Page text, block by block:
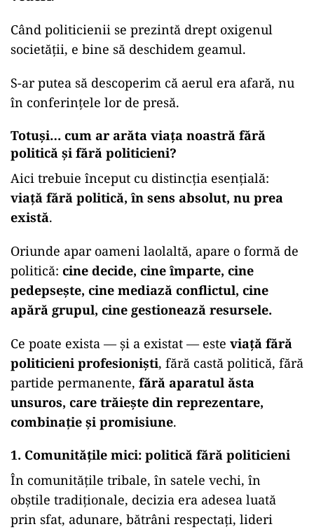
Când politicienii se prezintă drept oxigenul
societății, e bine să deschidem geamul.
S-ar putea să descoperim că aerul era afară, nu
în conferințele lor de presă.
Totuși… cum ar arăta viața noastră fără
politică și fără politicieni?
Aici trebuie început cu distincția esențială:
viață fără politică, în sens absolut, nu prea
există.
Oriunde apar oameni laolaltă, apare o formă de
politică: cine decide, cine împarte, cine
pedepsește, cine mediază conflictul, cine
apără grupul, cine gestionează resursele.
Ce poate exista — și a existat — este viață fără
politicieni profesioniști, fără castă politică, fără
partide permanente, fără aparatul ăsta
unsuros, care trăiește din reprezentare,
combinație și promisiune.
1. Comunitățile mici: politică fără politicieni
În comunitățile tribale, în satele vechi, în
obștile tradiționale, decizia era adesea luată
prin sfat, adunare, bătrâni respectați, lideri